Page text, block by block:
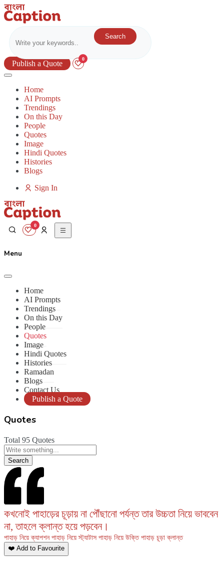
Search
Publish a Quote
0
Home
AI Prompts
Trendings
On this Day
People
Quotes
Image
Hindi Quotes
Histories
Blogs
Sign In
0
Menu
Home
AI Prompts
Trendings
On this Day
People
Quotes
Image
Hindi Quotes
Histories
Ramadan
Blogs
Contact Us
Publish a Quote
Quotes
Total 95 Quotes
Search
কখনোই পাহাড়ের চূড়ায় না পৌঁছানো পর্যন্ত তার উচ্চতা নিয়ে ভাববেন
না, তাহলে ক্লান্ত হয়ে পড়বেন।
পাহাড় নিয়ে ক্যাপশন পাহাড় নিয়ে স্ট্যাটাস পাহাড় নিয়ে উক্তি পাহাড় চূড়া ক্লান্ত
❤️ Add to Favourite